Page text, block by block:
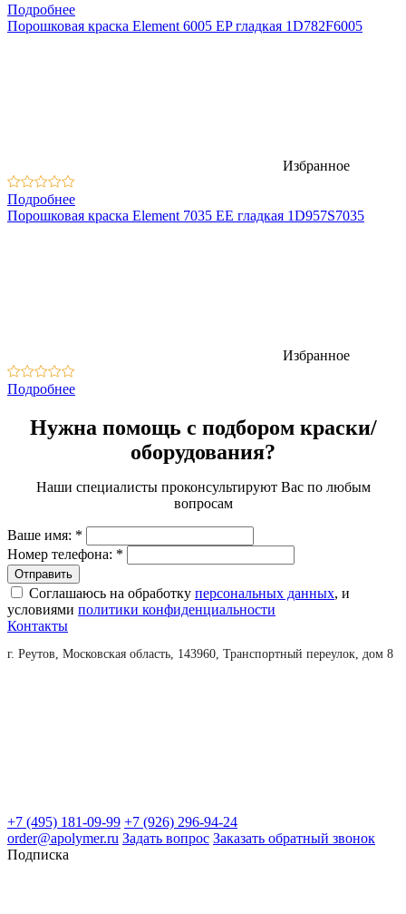
Подробнее
Порошковая краска Element 6005 EP гладкая 1D782F6005
Избранное
Подробнее
Порошковая краска Element 7035 EЕ гладкая 1D957S7035
Избранное
Подробнее
Нужна помощь с подбором краски/
оборудования?
Наши специалисты проконсультируют Вас по любым
вопросам
Ваше имя: *
Номер телефона: *
Соглашаюсь на обработку персональных данных, и
условиями политики конфиденциальности
Контакты
г. Реутов, Московская область, 143960, Транспортный переулок, дом 8
+7 (495) 181-09-99 +7 (926) 296-94-24
order@apolymer.ru Задать вопрос Заказать обратный звонок
Подписка